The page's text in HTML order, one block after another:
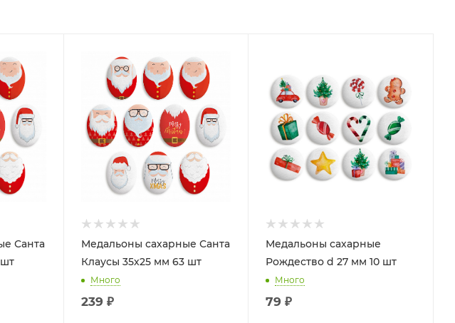
Санта
Медальоны сахарные Санта
Клаусы 35х25 мм 63 шт
Много
239 ₽
Медальоны сахарные
Рождество d 27 мм 10 шт
Много
79 ₽